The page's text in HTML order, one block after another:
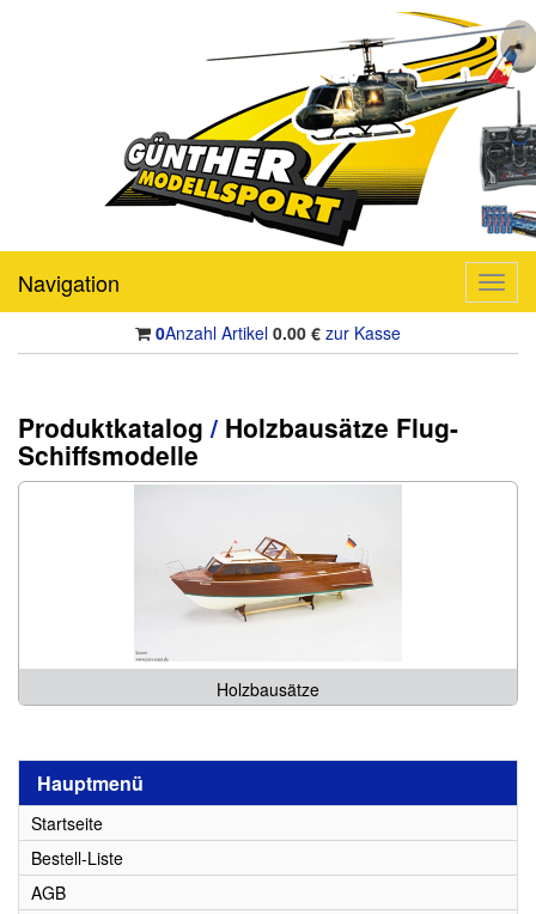
Navigation
0Anzahl Artikel 0.00 € zur Kasse
Produktkatalog / Holzbausätze Flug-
Schiffsmodelle
Holzbausätze
Hauptmenü
Startseite
Bestell-Liste
AGB